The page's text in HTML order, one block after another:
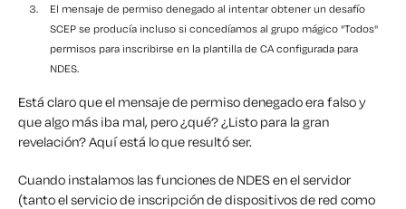
El mensaje de permiso denegado al intentar obtener un desafío
SCEP se producía incluso si concedíamos al grupo mágico "Todos"
permisos para inscribirse en la plantilla de CA configurada para
NDES.
Está claro que el mensaje de permiso denegado era falso y
que algo más iba mal, pero ¿qué? ¿Listo para la gran
revelación? Aquí está lo que resultó ser.
Cuando instalamos las funciones de NDES en el servidor
(tanto el servicio de inscripción de dispositivos de red como